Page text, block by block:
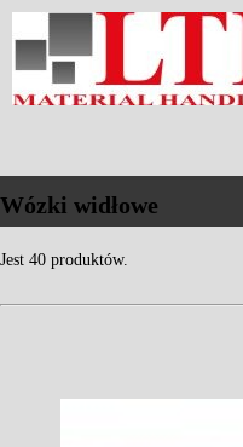
Wózki widłowe
Jest 40 produktów.